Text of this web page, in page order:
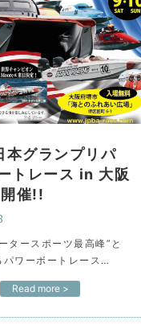
グランプリパ
トレース in 大阪
催!!
タースポーツ最高峰”と
パワーボートレース
阪湾／堺（国土交通大臣
Read more >